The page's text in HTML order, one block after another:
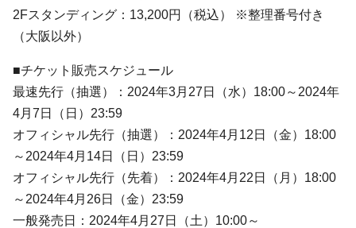
2Fスタンディング：13,200円（税込） ※整理番号付き
（大阪以外）
■チケット販売スケジュール
最速先行（抽選）：2024年3月27日（水）18:00～2024年
4月7日（日）23:59
オフィシャル先行（抽選）：2024年4月12日（金）18:00
～2024年4月14日（日）23:59
オフィシャル先行（先着）：2024年4月22日（月）18:00
～2024年4月26日（金）23:59
一般発売日：2024年4月27日（土）10:00～